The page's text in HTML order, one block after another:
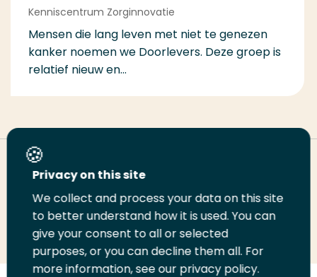
Kenniscentrum Zorginnovatie
Mensen die lang leven met niet te genezen
kanker noemen we Doorlevers. Deze groep is
relatief nieuw en...
Deel deze pagina
Deel
LinkedIn
Deel
op
Twitter
Deel
op
Facebook
Email
deze
pagina
Print
deze
pagina
Privacy on this site
We collect and process your data on this site
to better understand how it is used. You can
give your consent to all or selected
purposes, or you can decline them all. For
more information, see our privacy policy.